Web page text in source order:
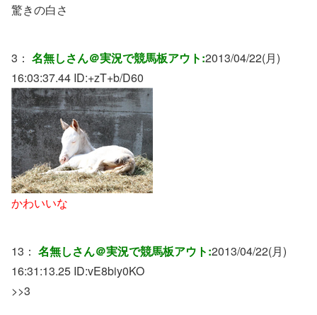
驚きの白さ
3： 名無しさん＠実況で競馬板アウト:2013/04/22(月)
16:03:37.44 ID:+zT+b/D60
かわいいな
13： 名無しさん＠実況で競馬板アウト:2013/04/22(月)
16:31:13.25 ID:vE8biy0KO
>>3